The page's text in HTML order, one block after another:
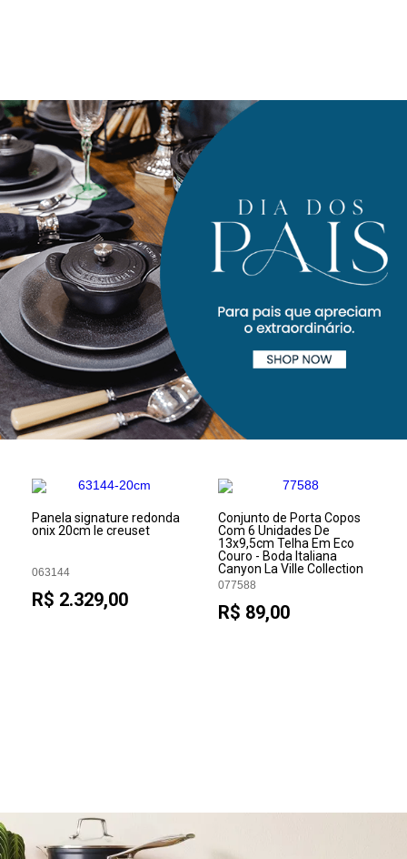
Panela signature redonda
onix 20cm le creuset
063144
R$ 2.329,00
Conjunto de Porta Copos
Com 6 Unidades De
13x9,5cm Telha Em Eco
Couro - Boda Italiana
Canyon La Ville Collection
077588
R$ 89,00